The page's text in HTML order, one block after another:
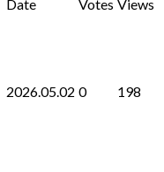
Date Votes Views
2026.05.02 0 198